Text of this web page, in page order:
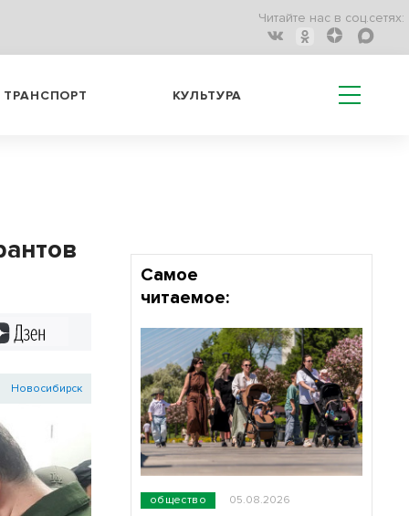
Читайте нас в соц.сетях:
ТРАНСПОРТ КУЛЬТУРА
Новосибирск
Самое
читаемое:
общество 05.08.2026